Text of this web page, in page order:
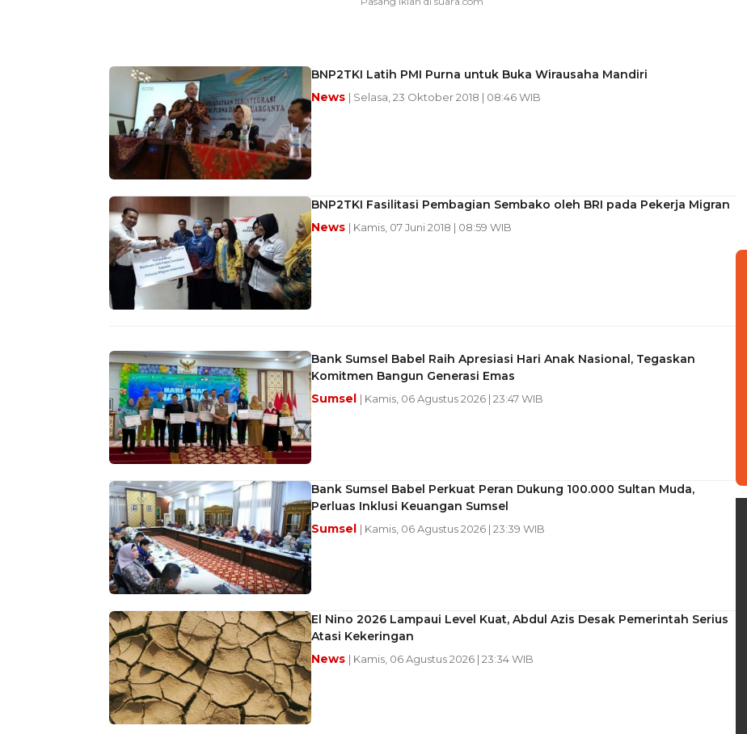
BNP2TKI Latih PMI Purna untuk Buka Wirausaha Mandiri
News | Selasa, 23 Oktober 2018 | 08:46 WIB
BNP2TKI Fasilitasi Pembagian Sembako oleh BRI pada Pekerja Migran
News | Kamis, 07 Juni 2018 | 08:59 WIB
Bank Sumsel Babel Raih Apresiasi Hari Anak Nasional, Tegaskan
Komitmen Bangun Generasi Emas
Sumsel | Kamis, 06 Agustus 2026 | 23:47 WIB
Bank Sumsel Babel Perkuat Peran Dukung 100.000 Sultan Muda,
Perluas Inklusi Keuangan Sumsel
Sumsel | Kamis, 06 Agustus 2026 | 23:39 WIB
El Nino 2026 Lampaui Level Kuat, Abdul Azis Desak Pemerintah Serius
Atasi Kekeringan
News | Kamis, 06 Agustus 2026 | 23:34 WIB